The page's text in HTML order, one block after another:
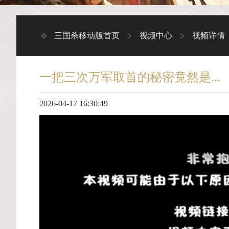
三国杀移动版首页 视频中心 视频详情
一把三次万军取首的秘密竟然是...
2026-04-17 16:30:49